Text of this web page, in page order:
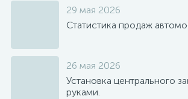
29 мая 2026
Статистика продаж
26 мая 2026
Установка центрального
руками.